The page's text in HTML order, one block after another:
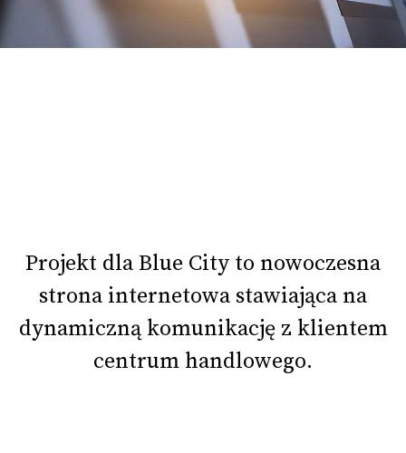
Projekt dla Blue City to nowoczesna
strona internetowa stawiająca na
dynamiczną komunikację z klientem
centrum handlowego.